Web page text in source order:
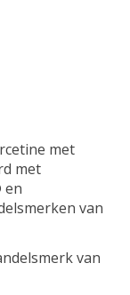
met
met
en
van
van